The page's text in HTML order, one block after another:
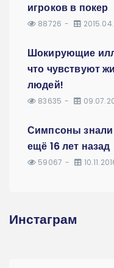
игроков в покер
88726
Шокирующие
что чувствуют
людей!
83635
Симпсоны знали
ещё 16 лет назад
59067
Инстаграм